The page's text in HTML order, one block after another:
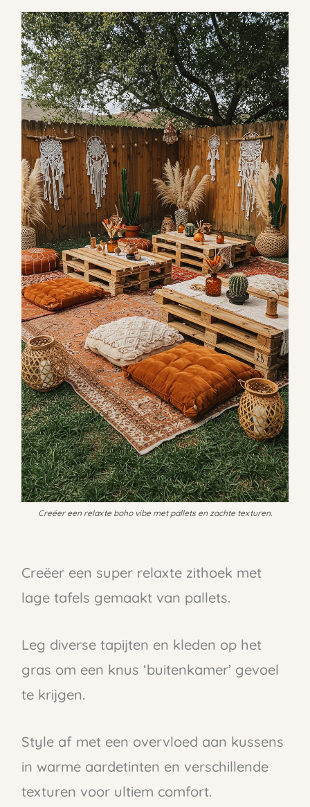
Creëer een relaxte boho vibe met pallets en zachte texturen.
Creëer een super relaxte zithoek met
lage tafels gemaakt van pallets.
Leg diverse tapijten en kleden op het
gras om een knus ‘buitenkamer’ gevoel
te krijgen.
Style af met een overvloed aan kussens
in warme aardetinten en verschillende
texturen voor ultiem comfort.